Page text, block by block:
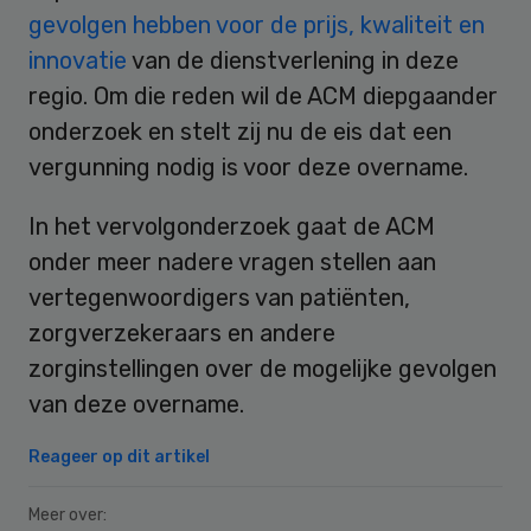
gevolgen hebben voor de prijs, kwaliteit en
innovatie van de dienstverlening in deze
regio. Om die reden wil de ACM diepgaander
onderzoek en stelt zij nu de eis dat een
vergunning nodig is voor deze overname.
In het vervolgonderzoek gaat de ACM
onder meer nadere vragen stellen aan
vertegenwoordigers van patiënten,
zorgverzekeraars en andere
zorginstellingen over de mogelijke gevolgen
van deze overname.
Reageer op dit artikel
Meer over: